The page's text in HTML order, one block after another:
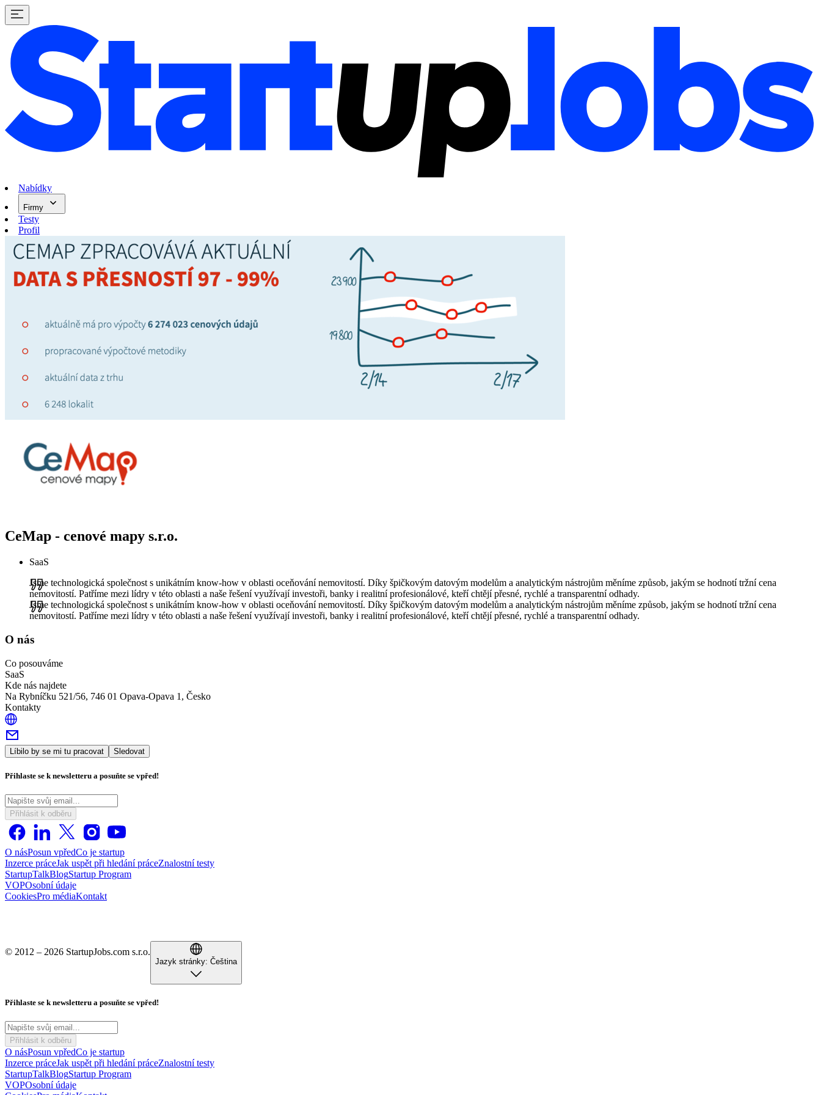
Nabídky
Firmy
Testy
Profil
CeMap - cenové mapy s.r.o.
SaaS
Jsme technologická společnost s unikátním know-how v oblasti oceňování nemovitostí. Díky špičkovým datovým modelům a analytickým nástrojům měníme způsob, jakým se hodnotí tržní cena
nemovitostí. Patříme mezi lídry v této oblasti a naše řešení využívají investoři, banky i realitní profesionálové, kteří chtějí přesné, rychlé a transparentní odhady.
Jsme technologická společnost s unikátním know-how v oblasti oceňování nemovitostí. Díky špičkovým datovým modelům a analytickým nástrojům měníme způsob, jakým se hodnotí tržní cena
nemovitostí. Patříme mezi lídry v této oblasti a naše řešení využívají investoři, banky i realitní profesionálové, kteří chtějí přesné, rychlé a transparentní odhady.
O nás
Co posouváme
SaaS
Kde nás najdete
Na Rybníčku 521/56, 746 01 Opava-Opava 1, Česko
Kontakty
Líbilo by se mi tu pracovat Sledovat
Přihlaste se k newsletteru a posuňte se vpřed!
Přihlásit k odběru
O násPosun vpředCo je startup
Inzerce práceJak uspět při hledání práceZnalostní testy
StartupTalkBlogStartup Program
VOPOsobní údaje
CookiesPro médiaKontakt
© 2012 – 2026 StartupJobs.com s.r.o.
Jazyk stránky: Čeština
Přihlaste se k newsletteru a posuňte se vpřed!
Přihlásit k odběru
O násPosun vpředCo je startup
Inzerce práceJak uspět při hledání práceZnalostní testy
StartupTalkBlogStartup Program
VOPOsobní údaje